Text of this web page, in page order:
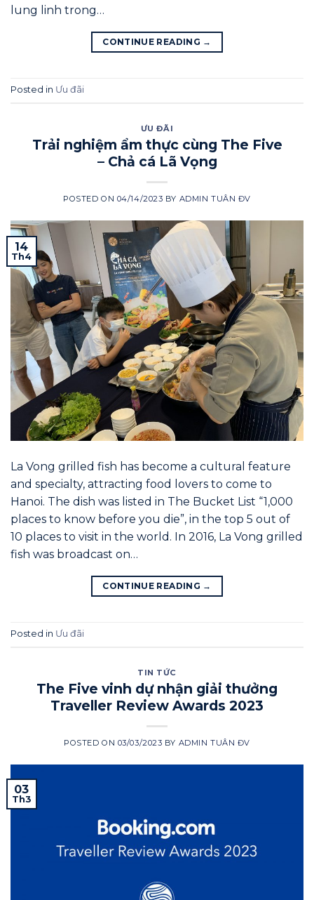
lung linh trong…
CONTINUE READING →
Posted in Ưu đãi
ƯU ĐÃI
Trải nghiệm ẩm thực cùng The Five
– Chả cá Lã Vọng
POSTED ON 04/14/2023 BY ADMIN TUÂN ĐV
14
Th4
La Vong grilled fish has become a cultural feature
and specialty, attracting food lovers to come to
Hanoi. The dish was listed in The Bucket List “1,000
places to know before you die”, in the top 5 out of
10 places to visit in the world. In 2016, La Vong grilled
fish was broadcast on…
CONTINUE READING →
Posted in Ưu đãi
TIN TỨC
The Five vinh dự nhận giải thưởng
Traveller Review Awards 2023
POSTED ON 03/03/2023 BY ADMIN TUÂN ĐV
03
Th3